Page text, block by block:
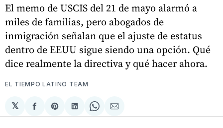
El memo de USCIS del 21 de mayo alarmó a
miles de familias, pero abogados de
inmigración señalan que el ajuste de estatus
dentro de EEUU sigue siendo una opción. Qué
dice realmente la directiva y qué hacer ahora.
EL TIEMPO LATINO TEAM
𝕏
Compartir
en
Share
on
Compartir
en
Share
on
Compartir
via